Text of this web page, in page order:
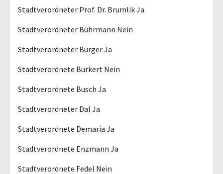
Stadtverordneter Prof. Dr. Brumlik Ja
Stadtverordneter Bührmann Nein
Stadtverordneter Bürger Ja
Stadtverordnete Burkert Nein
Stadtverordnete Busch Ja
Stadtverordneter Dal Ja
Stadtverordnete Demaria Ja
Stadtverordnete Enzmann Ja
Stadtverordnete Fedel Nein